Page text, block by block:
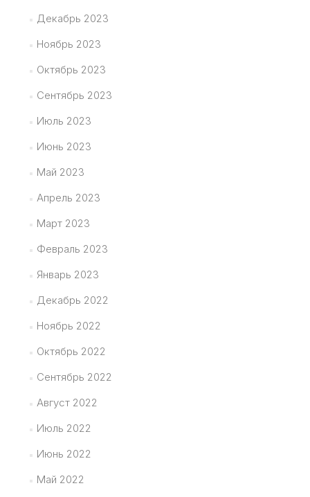
Декабрь 2023
Ноябрь 2023
Октябрь 2023
Сентябрь 2023
Июль 2023
Июнь 2023
Май 2023
Апрель 2023
Март 2023
Февраль 2023
Январь 2023
Декабрь 2022
Ноябрь 2022
Октябрь 2022
Сентябрь 2022
Август 2022
Июль 2022
Июнь 2022
Май 2022